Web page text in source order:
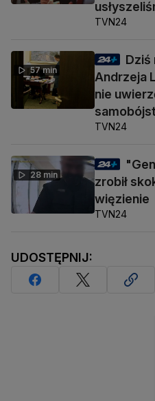
TVN24
57 min
Dziś
Andrzeja
nie
TVN24
28 min
zrobił
więzienie
TVN24
UDOSTĘPNIJ: